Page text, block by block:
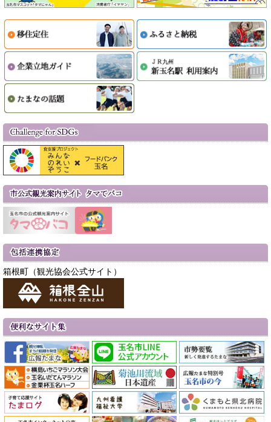
箱根町（観光協会公式サイト）